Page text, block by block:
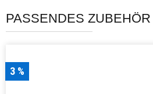
PASSENDES ZUBEHÖR
3 %